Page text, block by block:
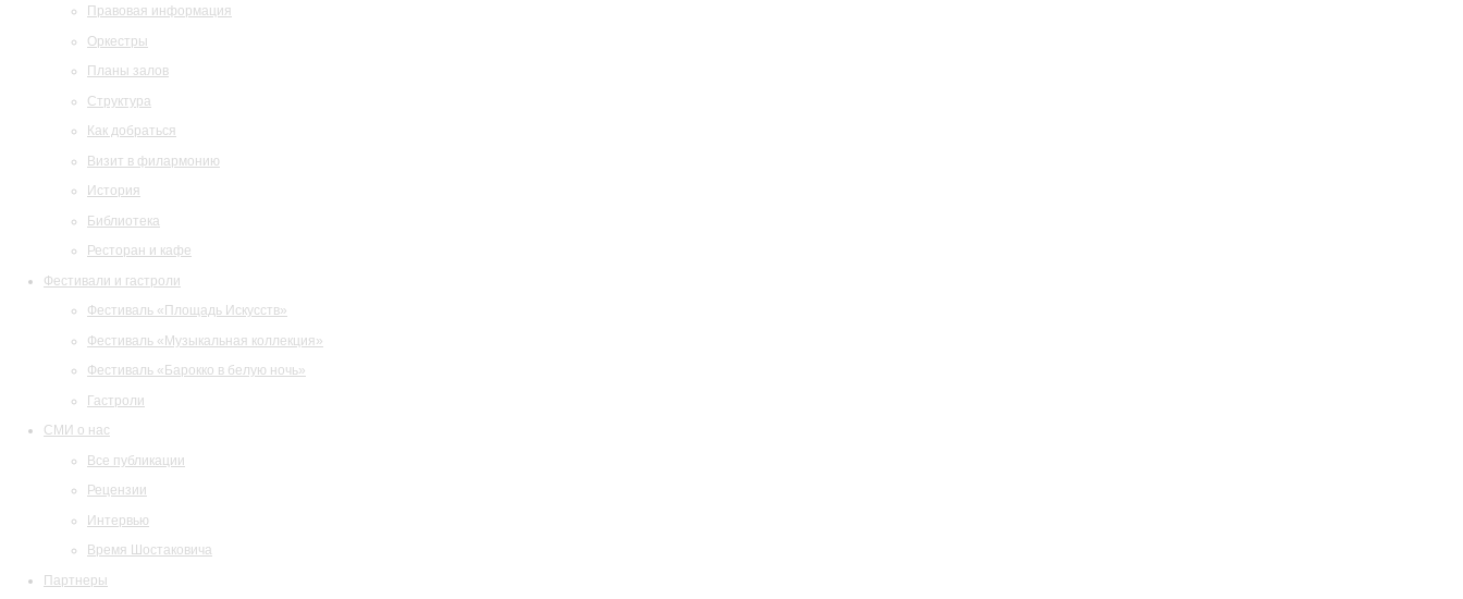
Правовая информация
Оркестры
Планы залов
Структура
Как добраться
Визит в филармонию
История
Библиотека
Ресторан и кафе
Фестивали и гастроли
Фестиваль «Площадь Искусств»
Фестиваль «Музыкальная коллекция»
Фестиваль «Барокко в белую ночь»
Гастроли
СМИ о нас
Все публикации
Рецензии
Интервью
Время Шостаковича
Партнеры